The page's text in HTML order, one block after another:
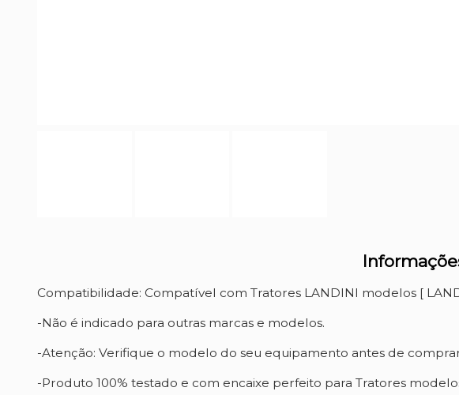
Compatibilidade: Compatível com Tratores LANDINI modelos [
-Não é indicado para outras marcas e modelos.
-Atenção: Verifique o modelo do seu equipamento antes de
-Produto 100% testado e com encaixe perfeito para Tratores